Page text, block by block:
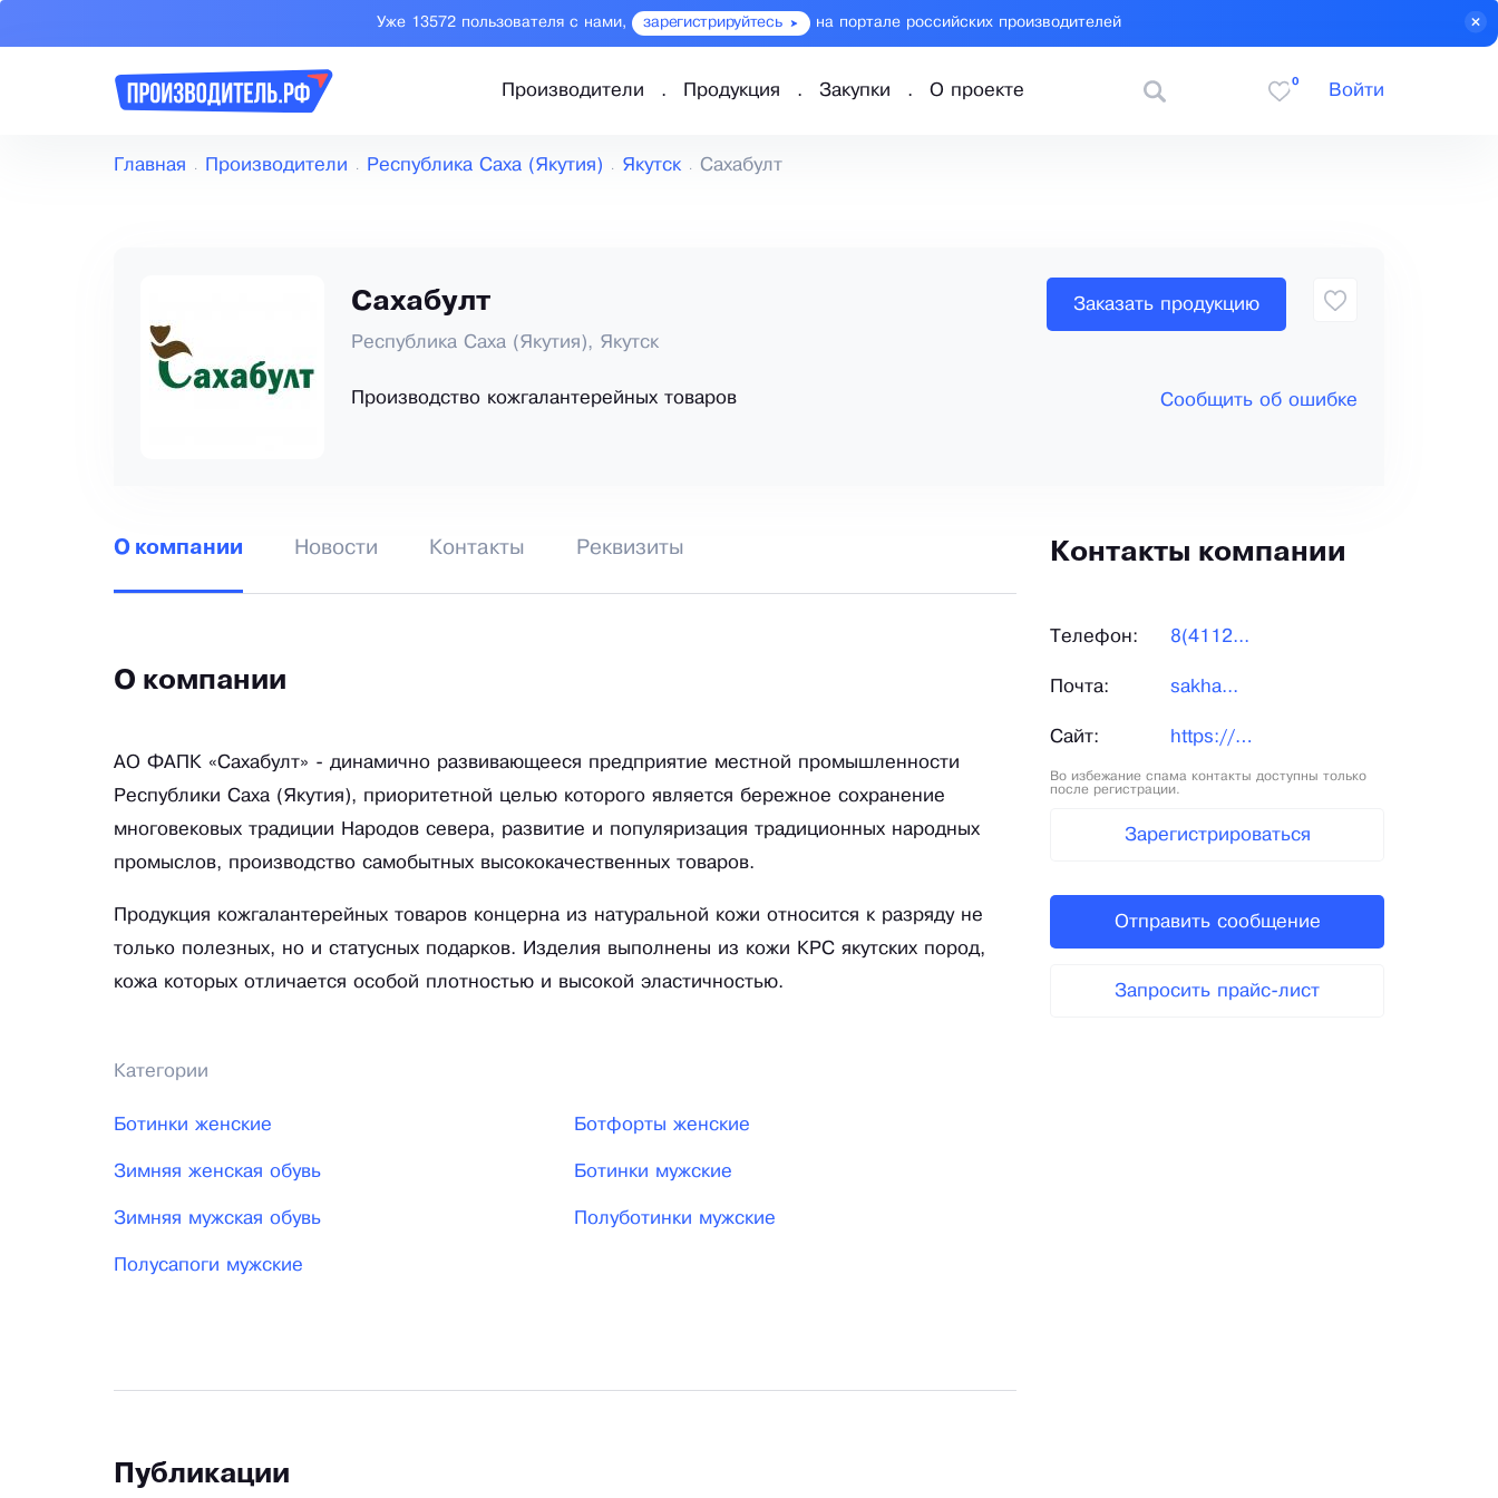
Уже 13572 пользователя с нами, зарегистрируйтесь на портале российских производителей
Производители Продукция Закупки О проекте
0
Войти
Главная Производители Республика Саха (Якутия) Якутск Сахабулт
Сахабулт
Республика Саха (Якутия), Якутск
Производство кожгалантерейных товаров
Заказать продукцию
Сообщить об ошибке
О компании Новости Контакты Реквизиты
О компании
АО ФАПК «Сахабулт» - динамично развивающееся предприятие местной промышленности
Республики Саха (Якутия), приоритетной целью которого является бережное сохранение
многовековых традиции Народов севера, развитие и популяризация традиционных народных
промыслов, производство самобытных высококачественных товаров.
Продукция кожгалантерейных товаров концерна из натуральной кожи относится к разряду не
только полезных, но и статусных подарков. Изделия выполнены из кожи КРС якутских пород,
кожа которых отличается особой плотностью и высокой эластичностью.
Категории
Ботинки женские Ботфорты женские
Зимняя женская обувь Ботинки мужские
Зимняя мужская обувь Полуботинки мужские
Полусапоги мужские
Публикации
Контакты компании
Телефон: 8(4112...
Почта: sakha...
Сайт: https://sakhabult.com/
Во избежание спама контакты доступны только
после регистрации.
Зарегистрироваться
Отправить сообщение
Запросить прайс-лист